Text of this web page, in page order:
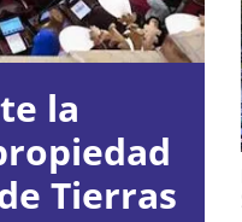
la
Tierras